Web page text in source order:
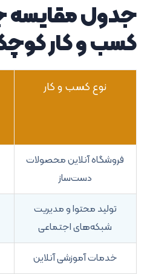
جدول مقایسه
کسب و کار
نوع کسب و کار
فروشگاه آنلاین محصولات
دست‌ساز
تولید محتوا و مدیریت
شبکه‌های اجتماعی
خدمات آموزشی آنلاین